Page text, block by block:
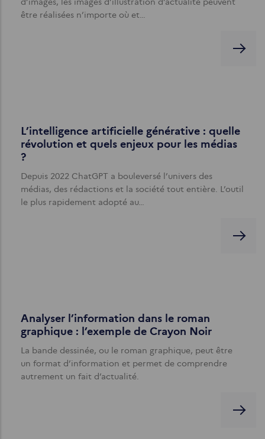
être réalisées n’importe où et…
L’intelligence artificielle générative : quelle
révolution et quels enjeux pour les médias
?
Depuis 2022 ChatGPT a bouleversé l’univers des
médias, des rédactions et la société tout entière. L’outil
le plus rapidement adopté au…
Analyser l’information dans le roman
graphique : l’exemple de Crayon Noir
La bande dessinée, ou le roman graphique, peut être
un format d’information et permet de comprendre
autrement un fait d’actualité.